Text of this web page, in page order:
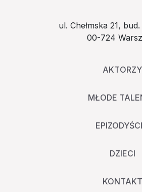
ul. Chełmska 21,
00-724
AKTORZY
MŁODE
EPIZODYŚCI
DZIECI
KONTAKT